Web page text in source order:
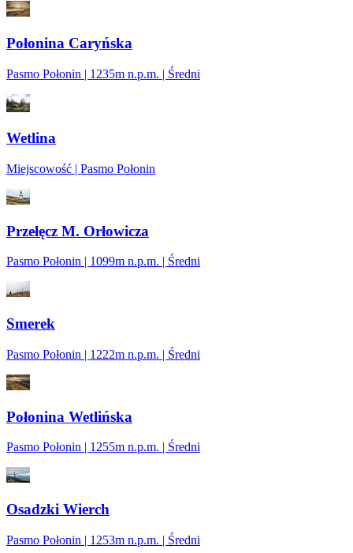
Połonina Caryńska
Pasmo Połonin | 1235m n.p.m. | Średni
Wetlina
Miejscowość | Pasmo Połonin
Przełęcz M. Orłowicza
Pasmo Połonin | 1099m n.p.m. | Średni
Smerek
Pasmo Połonin | 1222m n.p.m. | Średni
Połonina Wetlińska
Pasmo Połonin | 1255m n.p.m. | Średni
Osadzki Wierch
Pasmo Połonin | 1253m n.p.m. | Średni